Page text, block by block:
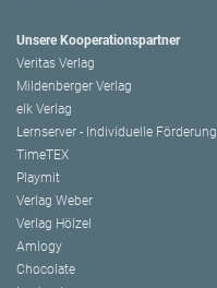
Unsere Kooperationspartner
Veritas Verlag
Mildenberger Verlag
elk Verlag
Lernserver - Individuelle Förderung
TimeTEX
Playmit
Verlag Weber
Verlag Hölzel
Amlogy
Chocolate